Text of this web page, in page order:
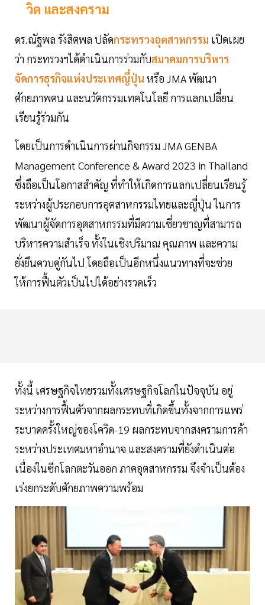
วิด และสงคราม
ดร.ณัฐพล รังสิตพล ปลัดกระทรวงอุตสาหกรรม เปิดเผย
ว่า กระทรวงฯได้ดำเนินการร่วมกับสมาคมการบริหาร
จัดการธุรกิจแห่งประเทศญี่ปุ่น หรือ JMA พัฒนา
ศักยภาพคน และนวัตกรรมเทคโนโลยี การแลกเปลี่ยน
เรียนรู้ร่วมกัน
โดยเป็นการดำเนินการผ่านกิจกรรม JMA GENBA
Management Conference & Award 2023 in Thailand
ซึ่งถือเป็นโอกาสสำคัญ ที่ทำให้เกิดการแลกเปลี่ยนเรียนรู้
ระหว่างผู้ประกอบการอุตสาหกรรมไทยและญี่ปุ่น ในการ
พัฒนาผู้จัดการอุตสาหกรรมที่มีความเชี่ยวชาญที่สามารถ
บริหารความสำเร็จ ทั้งในเชิงปริมาณ คุณภาพ และความ
ยั่งยืนควบคู่กันไป โดยถือเป็นอีกหนึ่งแนวทางที่จะช่วย
ให้การฟื้นตัวเป็นไปได้อย่างรวดเร็ว
ทั้งนี้ เศรษฐกิจไทยรวมทั้งเศรษฐกิจโลกในปัจจุบัน อยู่
ระหว่างการฟื้นตัวจากผลกระทบที่เกิดขึ้นทั้งจากการแพร่
ระบาดครั้งใหญ่ของโควิด-19 ผลกระทบจากสงครามการค้า
ระหว่างประเทศมหาอำนาจ และสงครามที่ยังดำเนินต่อ
เนื่องในซีกโลกตะวันออก ภาคอุตสาหกรรม จึงจำเป็นต้อง
เร่งยกระดับศักยภาพความพร้อม